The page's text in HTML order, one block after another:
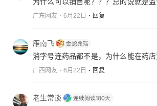
为什么可以销售呢？？？总的说就是
广东网友 6月22日 回复
雁南飞
消字号连药品都不是，为什么能在药店
广西网友 6月22日 回复
老生常谈